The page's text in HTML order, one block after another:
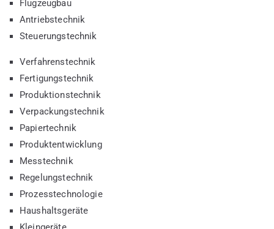
Flugzeugbau
Antriebstechnik
Steuerungstechnik
Verfahrenstechnik
Fertigungstechnik
Produktionstechnik
Verpackungstechnik
Papiertechnik
Produktentwicklung
Messtechnik
Regelungstechnik
Prozesstechnologie
Haushaltsgeräte